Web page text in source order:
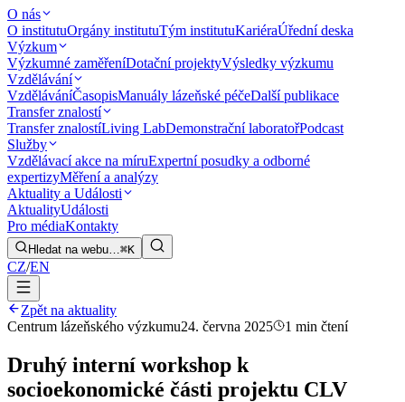
O nás
O institutuOrgány institutuTým institutuKariéraÚřední deska
Výzkum
Výzkumné zaměřeníDotační projektyVýsledky výzkumu
Vzdělávání
VzděláváníČasopisManuály lázeňské péčeDalší publikace
Transfer znalostí
Transfer znalostíLiving LabDemonstrační laboratořPodcast
Služby
Vzdělávací akce na míruExpertní posudky a odborné
expertizyMěření a analýzy
Aktuality a Události
AktualityUdálosti
Pro médiaKontakty
Hledat na webu…⌘K
CZ/EN
Zpět na aktuality
Centrum lázeňského výzkumu24. června 2025 1 min čtení
Druhý interní workshop k
socioekonomické části projektu CLV